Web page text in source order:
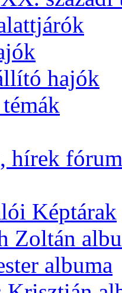
hajók
hírek
Képtárak
Zoltán
albuma